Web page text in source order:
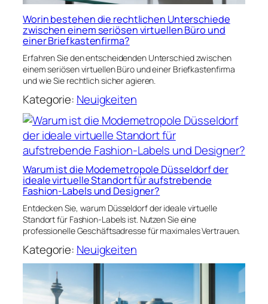
Worin bestehen die rechtlichen Unterschiede
zwischen einem seriösen virtuellen Büro und
einer Briefkastenfirma?
Erfahren Sie den entscheidenden Unterschied zwischen
einem seriösen virtuellen Büro und einer Briefkastenfirma
und wie Sie rechtlich sicher agieren.
Kategorie: Neuigkeiten
Warum ist die Modemetropole Düsseldorf der
ideale virtuelle Standort für aufstrebende
Fashion-Labels und Designer?
Entdecken Sie, warum Düsseldorf der ideale virtuelle
Standort für Fashion-Labels ist. Nutzen Sie eine
professionelle Geschäftsadresse für maximales Vertrauen.
Kategorie: Neuigkeiten